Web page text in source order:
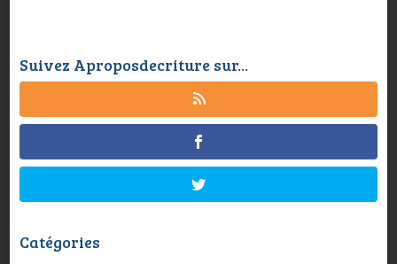
Suivez Aproposdecriture sur...
Catégories